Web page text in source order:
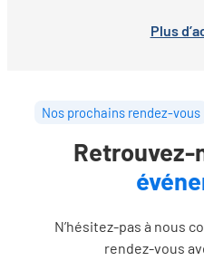
Plus
Nos prochains rendez-vous
Retrouvez-
N’hésitez-pas à nous
rendez-vous